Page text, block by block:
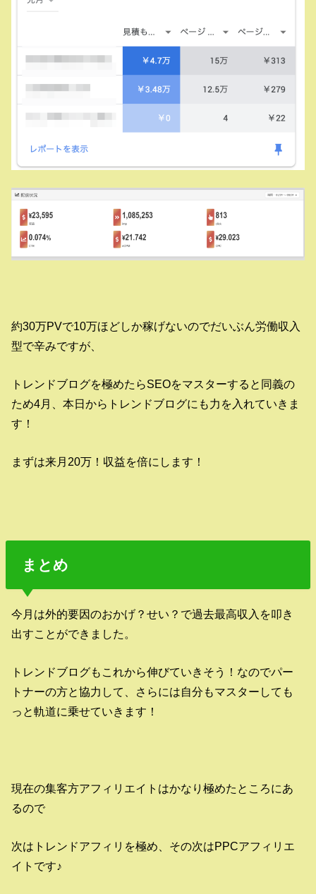
約30万PVで10万ほどしか稼げないのでだいぶん労働収入
型で辛みですが、
トレンドブログを極めたらSEOをマスターすると同義の
ため4月、本日からトレンドブログにも力を入れていきま
す！
まずは来月20万！収益を倍にします！
まとめ
今月は外的要因のおかげ？せい？で過去最高収入を叩き
出すことができました。
トレンドブログもこれから伸びていきそう！なのでパー
トナーの方と協力して、さらには自分もマスターしても
っと軌道に乗せていきます！
現在の集客方アフィリエイトはかなり極めたところにあ
るので
次はトレンドアフィリを極め、その次はPPCアフィリエ
イトです♪